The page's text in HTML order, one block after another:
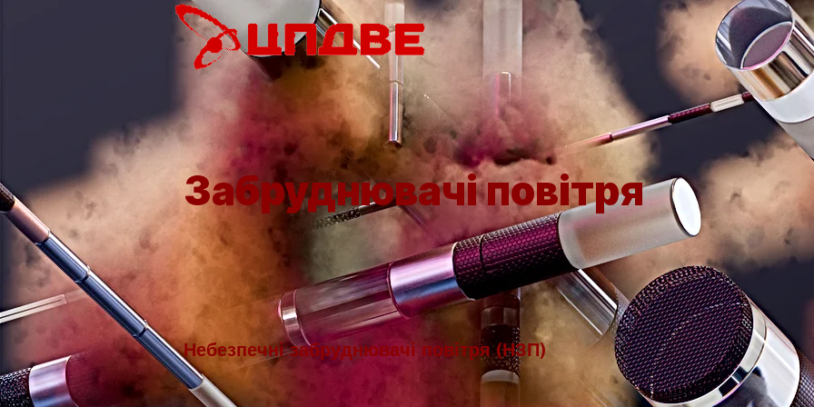
Забруднювачі повітря
Небезпечні забруднювачі повітря (НЗП)